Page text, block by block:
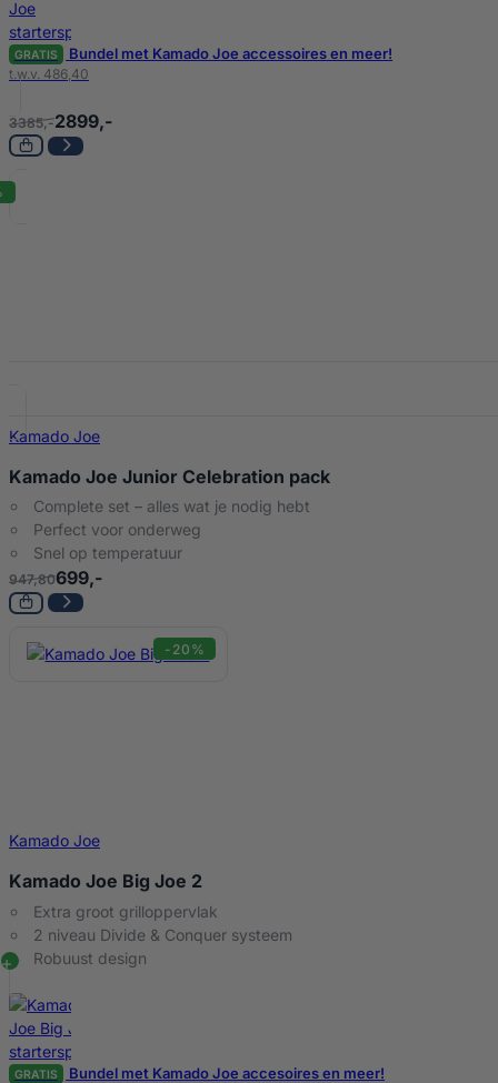
GRATIS Bundel met Kamado Joe accessoires en meer!
t.w.v. 486,40
3385,-2899,-
Kamado Joe
Kamado Joe Junior Celebration pack
Complete set – alles wat je nodig hebt
Perfect voor onderweg
Snel op temperatuur
947,80699,-
-20%
Kamado Joe
Kamado Joe Big Joe 2
Extra groot grilloppervlak
2 niveau Divide & Conquer systeem
Robuust design
GRATIS Bundel met Kamado Joe accesoires en meer!